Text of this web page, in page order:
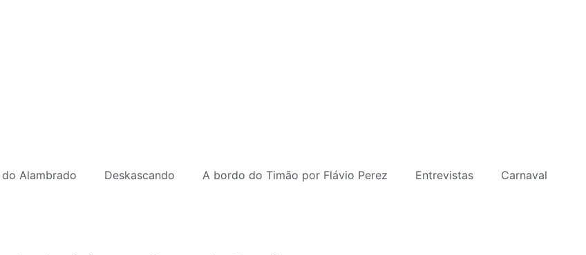
Alambrado Deskascando A bordo do Timão por Flávio Perez Entrevistas Carnaval